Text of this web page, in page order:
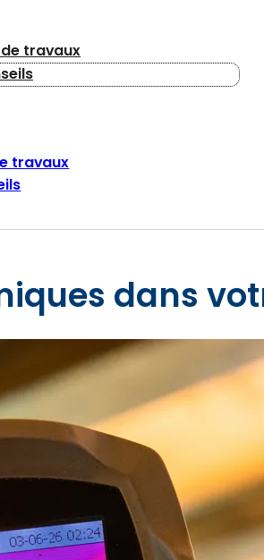
travaux
travaux
dans